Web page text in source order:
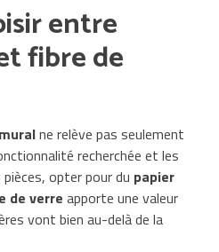
entre
fibre de
ne relève pas seulement
recherchée et les
opter pour du papier
de verre apporte une valeur
vont bien au-delà de la